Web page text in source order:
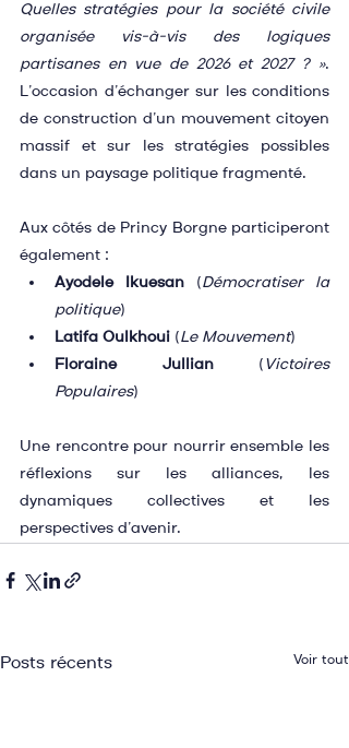
Quelles stratégies pour la société civile
organisée vis-à-vis des logiques
partisanes en vue de 2026 et 2027 ? ».
L’occasion d’échanger sur les conditions
de construction d’un mouvement citoyen
massif et sur les stratégies possibles
dans un paysage politique fragmenté.
Aux côtés de Princy Borgne participeront
également :
Ayodele Ikuesan (Démocratiser la
politique)
Latifa Oulkhoui (Le Mouvement)
Floraine Jullian (Victoires
Populaires)
Une rencontre pour nourrir ensemble les
réflexions sur les alliances, les
dynamiques collectives et les
perspectives d’avenir.
Posts récents Voir tout